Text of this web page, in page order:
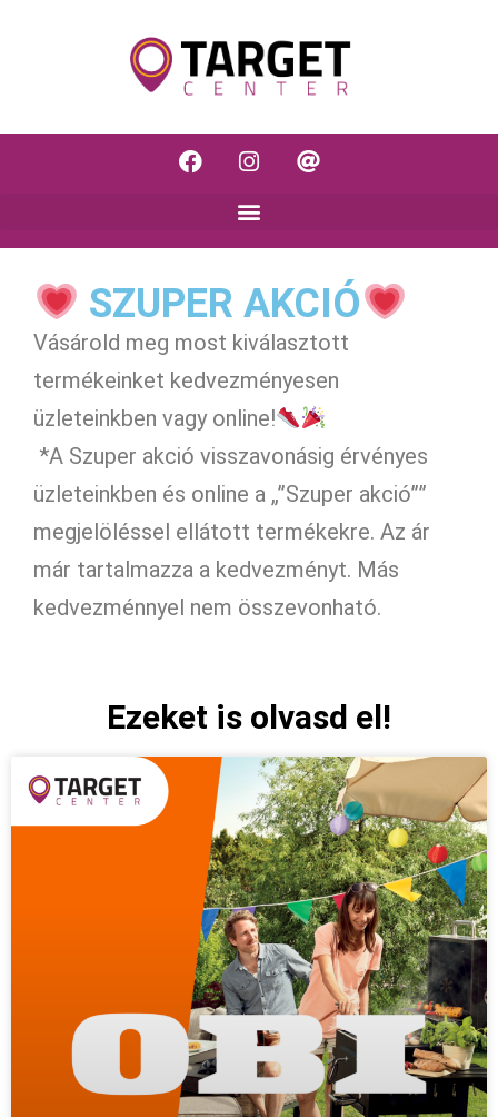
SZUPER AKCIÓ
Vásárold meg most kiválasztott
termékeinket kedvezményesen
üzleteinkben vagy online!
*A Szuper akció visszavonásig érvényes
üzleteinkben és online a „”Szuper akció””
megjelöléssel ellátott termékekre. Az ár
már tartalmazza a kedvezményt. Más
kedvezménnyel nem összevonható.
Ezeket is olvasd el!